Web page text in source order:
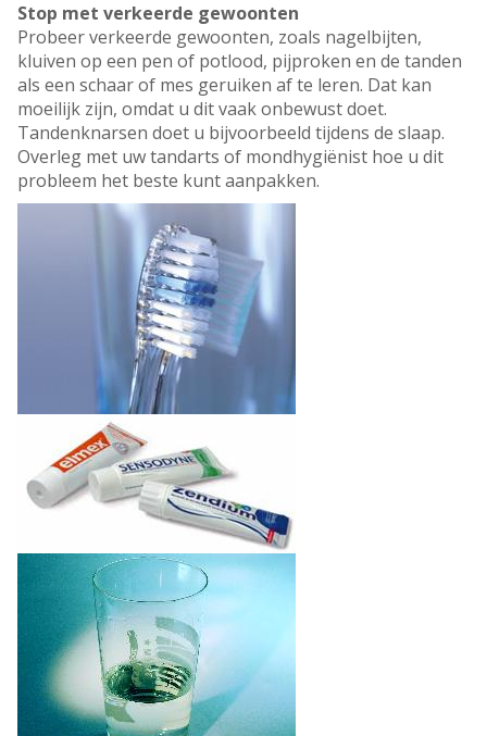
Stop met verkeerde gewoonten
Probeer verkeerde gewoonten, zoals nagelbijten,
kluiven op een pen of potlood, pijproken en de tanden
als een schaar of mes geruiken af te leren. Dat kan
moeilijk zijn, omdat u dit vaak onbewust doet.
Tandenknarsen doet u bijvoorbeeld tijdens de slaap.
Overleg met uw tandarts of mondhygiënist hoe u dit
probleem het beste kunt aanpakken.